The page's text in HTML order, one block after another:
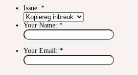
Issue: *
Your Name: *
Your Email: *